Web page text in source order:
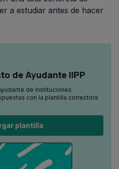
a estudiar antes de hacer
de Ayudante IIPP
de Instituciones
con la plantilla correctora
plantilla